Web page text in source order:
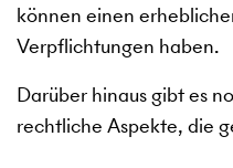
können einen
Verpflichtungen haben.
Darüber hinaus gibt es
rechtliche Aspekte, die